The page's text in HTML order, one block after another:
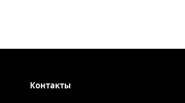
Контакты